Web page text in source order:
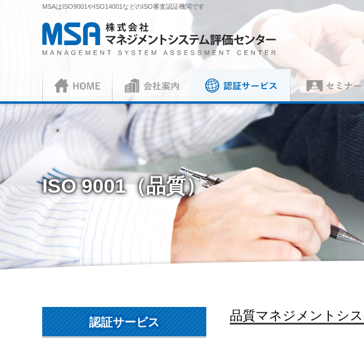
MSAはISO9001やISO14001などのISO審査認証機関です
株式会社 マネジメントシステム評価センター
HOME 会社案内
社長挨拶
認証サービス
（マネジメントシステム）
／審査認証制度 ISO 45001 （労働安全衛生）
ISOとは？
JIS製品認証
JIS製品認証 JIS製品認証の手続き 認
セミナー・イ
資料請求 見積依頼書・各種申請書 異
各種ご案内
複合審査のご案内 認証移転のご案内 パ
ISO審査員（契約審査員） 製
ISO 9001（品質）
品質マネジメントシ
認証サービス